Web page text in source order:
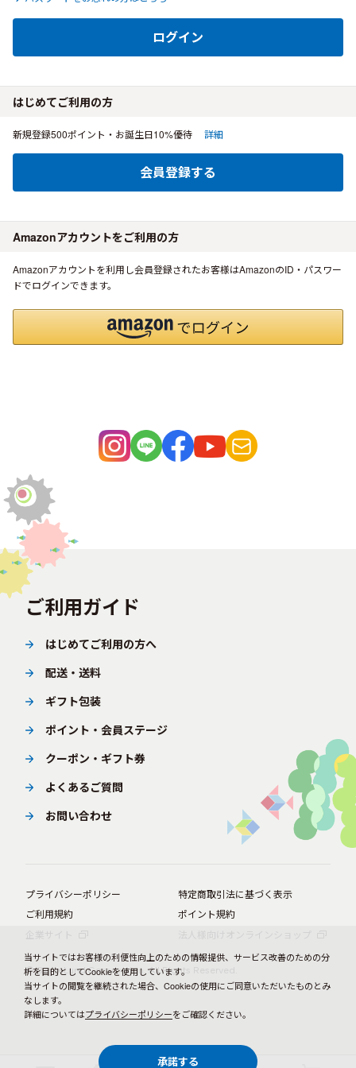
ログイン
はじめてご利用の方
新規登録500ポイント・お誕生日10%優待 詳細
会員登録する
Amazonアカウントをご利用の方
Amazonアカウントを利用し会員登録されたお客様はAmazonのID・パスワー
ドでログインできます。
ご利用ガイド
はじめてご利用の方へ
配送・送料
ギフト包装
ポイント・会員ステージ
クーポン・ギフト券
よくあるご質問
お問い合わせ
プライバシーポリシー
特定商取引法に基づく表示
ご利用規約
ポイント規約
© BørneLund Corporation. All Rights Reserved.
当サイトではお客様の利便性向上のための情報提供、サービス改善のための分
析を目的としてCookieを使用しています。
当サイトの閲覧を継続された場合、Cookieの使用にご同意いただいたものとみ
なします。
詳細についてはプライバシーポリシーをご確認ください。
承諾する